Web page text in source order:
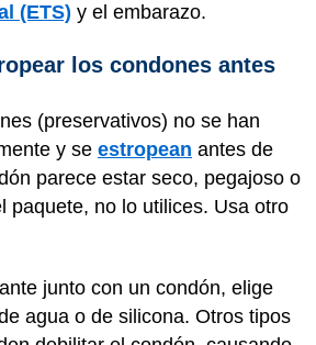
(ETS) y el embarazo.
los condones antes
(preservativos) no se han
y se estropean antes de
parece estar seco, pegajoso o
paquete, no lo utilices. Usa otro
junto con un condón, elige
agua o de silicona. Otros tipos